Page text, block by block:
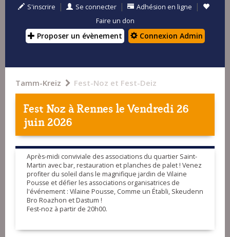
S'inscrire | Se connecter | Adhésion en ligne |
Faire un don
Proposer un évènement Connexion Admin
Tamm-Kreiz Fest-Noz et Fest-Deiz
Fest Noz àRennesle Vendredi 26
juin 2026
Après-midi conviviale des associations du quartier Saint-
Martin avec bar, restauration et planches de palet ! Venez
profiter du soleil dans le magnifique jardin de Vilaine
Pousse et défier les associations organisatrices de
l'événement : Vilaine Pousse, Comme un Établi, Skeudenn
Bro Roazhon et Dastum !
Fest-noz à partir de 20h00.